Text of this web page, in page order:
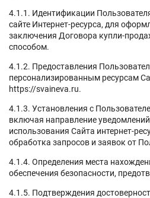
4.1.1. Идентификации
сайте Интернет-ресурса, для
заключения Договора купли-
способом.
4.1.2. Предоставления
персонализированным ресурсам
https://svaineva.ru.
4.1.3. Установления с
включая направление
использования Сайта интернет-
обработка запросов и заявок от
4.1.4. Определения места
обеспечения безопасности,
4.1.5. Подтверждения